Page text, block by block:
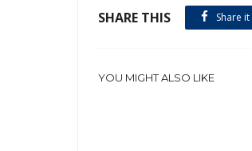
SHARE THIS Share it
YOU MIGHT ALSO LIKE